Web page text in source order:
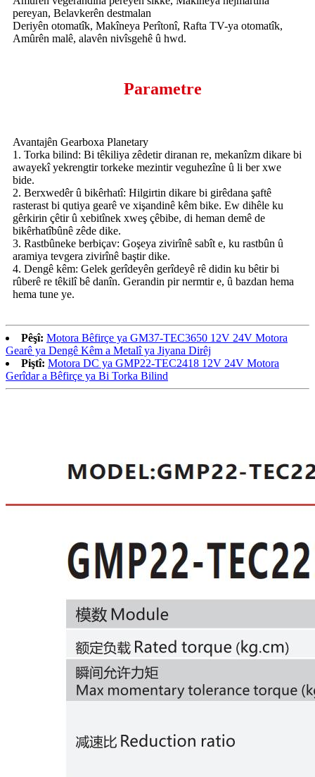
pereyan, Belavkerên destmalan
Deriyên otomatîk, Makîneya Perîtonî, Rafta TV-ya otomatîk,
Amûrên malê, alavên nivîsgehê û hwd.
Parametre
Avantajên Gearboxa Planetary
1. Torka bilind: Bi têkiliya zêdetir diranan re, mekanîzm dikare bi
awayekî yekrengtir torkeke mezintir veguhezîne û li ber xwe
bide.
2. Berxwedêr û bikêrhatî: Hilgirtin dikare bi girêdana şaftê
rasterast bi qutiya gearê ve xişandinê kêm bike. Ew dihêle ku
gêrkirin çêtir û xebitînek xweş çêbibe, di heman demê de
bikêrhatîbûnê zêde dike.
3. Rastbûneke berbiçav: Goşeya zivirînê sabît e, ku rastbûn û
aramiya tevgera zivirînê baştir dike.
4. Dengê kêm: Gelek gerîdeyên gerîdeyê rê didin ku bêtir bi
rûberê re têkilî bê danîn. Gerandin pir nermtir e, û bazdan hema
hema tune ye.
Pêşî: Motora Bêfirçe ya GM37-TEC3650 12V 24V Motora
Gearê ya Dengê Kêm a Metalî ya Jiyana Dirêj
Piştî: Motora DC ya GMP22-TEC2418 12V 24V Motora
Gerîdar a Bêfirçe ya Bi Torka Bilind